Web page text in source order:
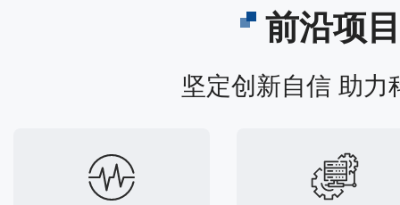
前沿项目
坚定创新自信 助力